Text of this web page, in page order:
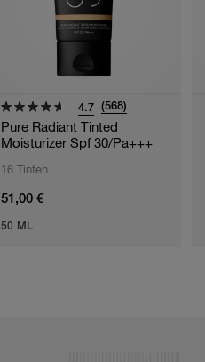
4.7 (568)
Pure Radiant Tinted
Moisturizer Spf 30/pa+++
16 Tinten
51,00 €
50 ML